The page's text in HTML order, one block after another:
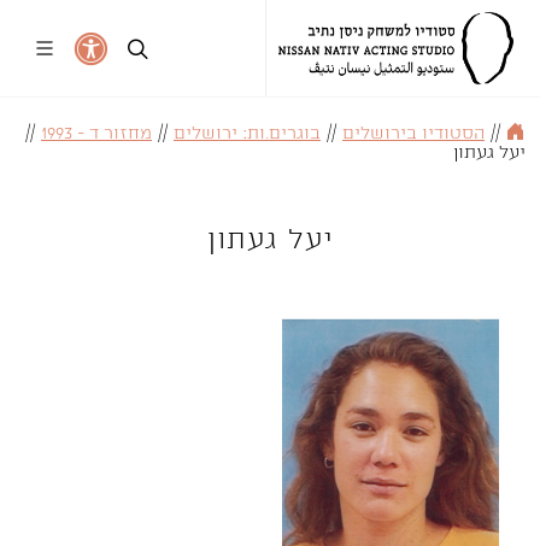
// הסטודיו בירושלים // בוגרים.ות: ירושלים // מחזור ד - 1993
//
יעל געתון
יעל געתון